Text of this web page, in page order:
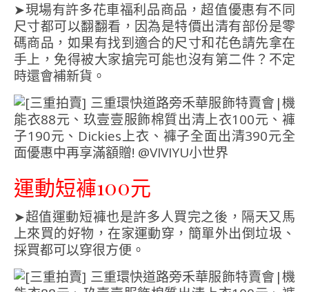
➤現場有許多花車福利品商品，超值優惠有不同
尺寸都可以翻翻看，因為是特價出清有部份是零
碼商品，如果有找到適合的尺寸和花色請先拿在
手上，免得被大家搶完可能也沒有第二件？不定
時還會補新貨。
運動短褲100元
➤超值運動短褲也是許多人買完之後，隔天又馬
上來買的好物，在家運動穿，簡單外出倒垃圾、
採買都可以穿很方便。